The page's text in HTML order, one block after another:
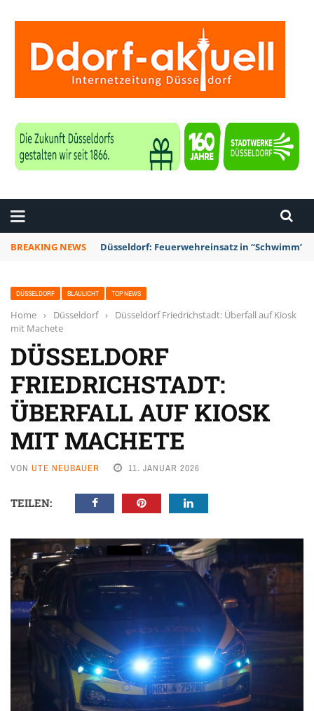
BREAKING NEWS Düsseldorf: Feuerwehreinsatz in “Schwimm’
DÜSSELDORF BLAULICHT TOP NEWS
Home › Düsseldorf ›
Düsseldorf Friedrichstadt: Überfall auf Kiosk
mit Machete
DÜSSELDORF
FRIEDRICHSTADT:
ÜBERFALL AUF KIOSK
MIT MACHETE
VON UTE NEUBAUER 11. JANUAR 2026
TEILEN: